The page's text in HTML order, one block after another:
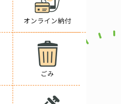
オンライン納付
ごみ